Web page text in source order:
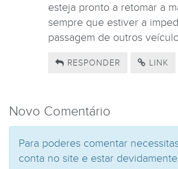
esteja pronto a retomar a
sempre que estiver a
passagem de outros
RESPONDER LINK
Novo Comentário
Para poderes comentar
conta no site e estar